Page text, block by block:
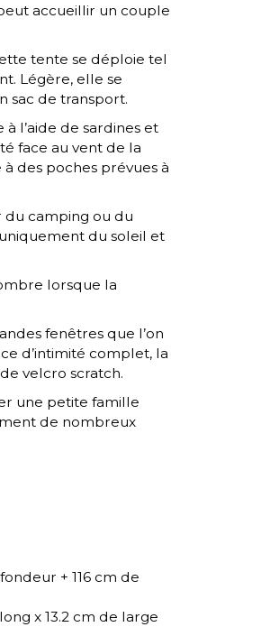
accueillir un couple
tente se déploie tel
Légère, elle se
sac de transport.
l’aide de sardines et
face au vent de la
des poches prévues à
du camping ou du
du soleil et
lorsque la
fenêtres que l’on
d’intimité complet, la
velcro scratch.
une petite famille
de nombreux
+ 116 cm de
x 13.2 cm de large